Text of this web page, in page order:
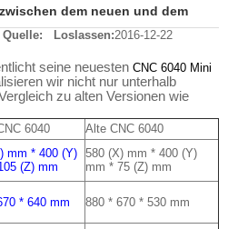
dem neuen und dem
4 AXIS?
Quelle: Loslassen:2016-12-22
seine neuesten CNC 6040 Mini
wir nicht nur unterhalb
zu alten Versionen wie
6040 Alte CNC 6040
mm * 400 (Y)
(Z) mm
580 (X) mm * 400 (Y)
mm * 75 (Z) mm
* 640 mm 880 * 670 * 530 mm